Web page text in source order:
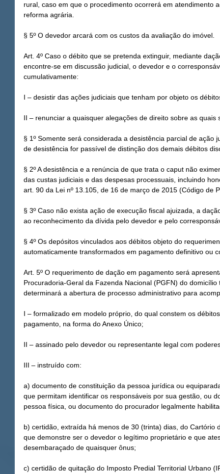
rural, caso em que o procedimento ocorrerá em atendimento
reforma agrária.
§ 5º O devedor arcará com os custos da avaliação do imóvel.
Art. 4º Caso o débito que se pretenda extinguir, mediante
encontre-se em discussão judicial, o devedor e o
cumulativamente:
I – desistir das ações judiciais que tenham por objeto os
II – renunciar a quaisquer alegações de direito sobre as quais
§ 1º Somente será considerada a desistência parcial de ação
de desistência for passível de distinção dos demais débitos
§ 2º A desistência e a renúncia de que trata o caput não
das custas judiciais e das despesas processuais, incluindo
art. 90 da Lei nº 13.105, de 16 de março de 2015 (Código de
§ 3º Caso não exista ação de execução fiscal ajuizada, a
ao reconhecimento da dívida pelo devedor e pelo
§ 4º Os depósitos vinculados aos débitos objeto do
automaticamente transformados em pagamento definitivo ou
Art. 5º O requerimento de dação em pagamento será
Procuradoria-Geral da Fazenda Nacional (PGFN) do
determinará a abertura de processo administrativo para
I – formalizado em modelo próprio, do qual constem os
pagamento, na forma do Anexo Único;
II – assinado pelo devedor ou representante legal com
III – instruído com:
a) documento de constituição da pessoa jurídica ou
que permitam identificar os responsáveis por sua gestão, ou
pessoa física, ou documento do procurador legalmente
b) certidão, extraída há menos de 30 (trinta) dias, do Cartório
que demonstre ser o devedor o legítimo proprietário e que
desembaraçado de quaisquer ônus;
c) certidão de quitação do Imposto Predial Territorial Urbano